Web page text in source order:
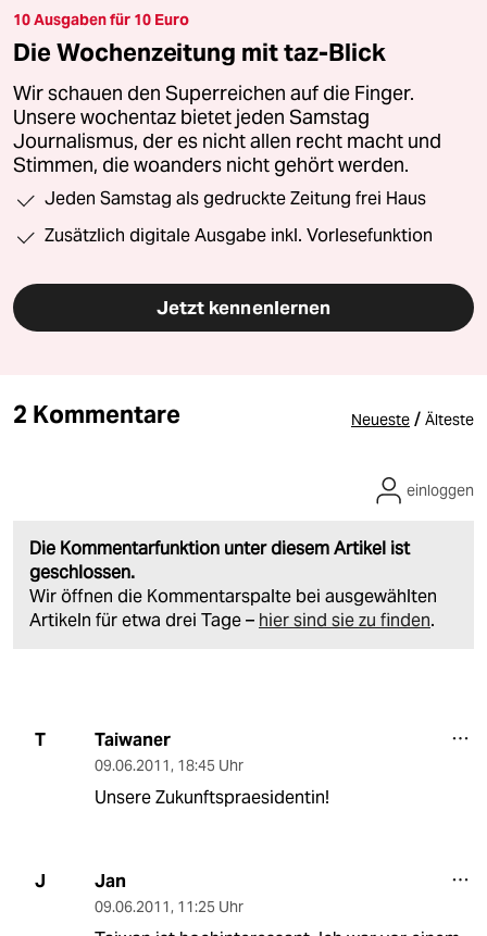
10 Ausgaben für 10 Euro
Die Wochenzeitung mit taz-Blick
Wir schauen den Superreichen auf die Finger.
Unsere wochentaz bietet jeden Samstag
Journalismus, der es nicht allen recht macht und
Stimmen, die woanders nicht gehört werden.
Jeden Samstag als gedruckte Zeitung frei Haus
Zusätzlich digitale Ausgabe inkl. Vorlesefunktion
Jetzt kennenlernen
2 Kommentare Neueste / Älteste
Die Kommentarfunktion unter diesem Artikel ist
geschlossen.
Wir öffnen die Kommentarspalte bei ausgewählten
Artikeln für etwa drei Tage – hier sind sie zu finden.
einloggen
T Taiwaner
09.06.2011, 18:45 Uhr
Unsere Zukunftspraesidentin!
J Jan
09.06.2011, 11:25 Uhr